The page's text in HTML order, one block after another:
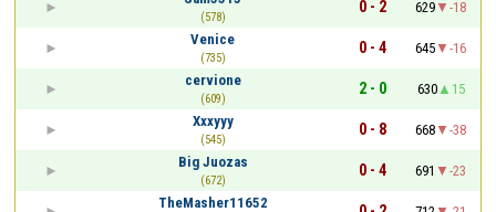
(578)
0 - 2 629
-18
Venice
(735)
0 - 4 645
-16
cervione
(609)
2 - 0 630
15
Xxxyyy
(545)
0 - 8 668
-38
Big Juozas
(672)
0 - 4 691
-23
TheMasher11652